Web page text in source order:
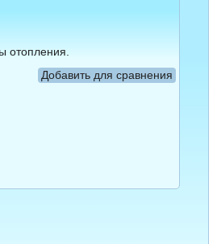
отопления.
Добавить для сравнения